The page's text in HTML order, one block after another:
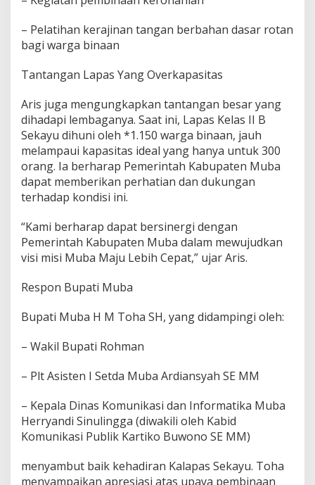
k
y
u
– Pelatihan kerajinan tangan berbahan dasar rotan
bagi warga binaan
Tantangan Lapas Yang Overkapasitas
Aris juga mengungkapkan tantangan besar yang
dihadapi lembaganya. Saat ini, Lapas Kelas II B
Sekayu dihuni oleh *1.150 warga binaan, jauh
melampaui kapasitas ideal yang hanya untuk 300
orang. Ia berharap Pemerintah Kabupaten Muba
dapat memberikan perhatian dan dukungan
terhadap kondisi ini.
“Kami berharap dapat bersinergi dengan
Pemerintah Kabupaten Muba dalam mewujudkan
visi misi Muba Maju Lebih Cepat,” ujar Aris.
Respon Bupati Muba
Bupati Muba H M Toha SH, yang didampingi oleh:
– Wakil Bupati Rohman
– Plt Asisten I Setda Muba Ardiansyah SE MM
– Kepala Dinas Komunikasi dan Informatika Muba
Herryandi Sinulingga (diwakili oleh Kabid
Komunikasi Publik Kartiko Buwono SE MM)
menyambut baik kehadiran Kalapas Sekayu. Toha
menyampaikan apresiasi atas upaya pembinaan